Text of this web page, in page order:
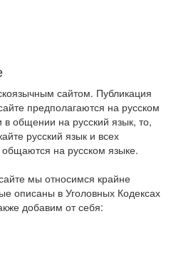
сайтом. Публикация
предполагаются на русском
общении на русский язык, то,
русский язык и всех
на русском языке.
мы относимся крайне
описаны в Уголовных Кодексах
добавим от себя: